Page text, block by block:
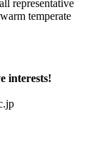
representative
temperate
interests!